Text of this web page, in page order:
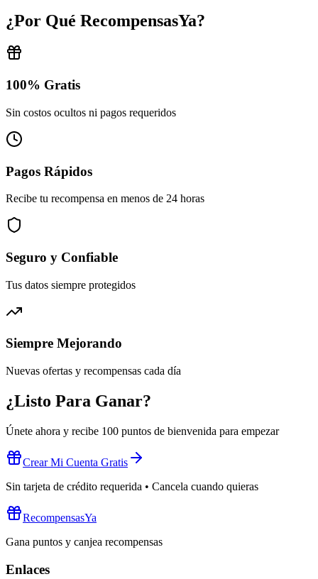
¿Por Qué RecompensasYa?
100% Gratis
Sin costos ocultos ni pagos requeridos
Pagos Rápidos
Recibe tu recompensa en menos de 24 horas
Seguro y Confiable
Tus datos siempre protegidos
Siempre Mejorando
Nuevas ofertas y recompensas cada día
¿Listo Para Ganar?
Únete ahora y recibe 100 puntos de bienvenida para empezar
Crear Mi Cuenta Gratis
Sin tarjeta de crédito requerida • Cancela cuando quieras
RecompensasYa
Gana puntos y canjea recompensas
Enlaces